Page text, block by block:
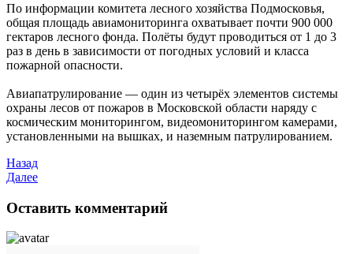
По информации комитета лесного хозяйства Подмосковья,
общая площадь авиамониторинга охватывает почти 900 000
гектаров лесного фонда. Полёты будут проводиться от 1 до 3
раз в день в зависимости от погодных условий и класса
пожарной опасности.
Авиапатрулирование — один из четырёх элементов системы
охраны лесов от пожаров в Московской области наряду с
космическим мониторингом, видеомониторингом камерами,
установленными на вышках, и наземным патрулированием.
Назад
Далее
Оставить комментарий